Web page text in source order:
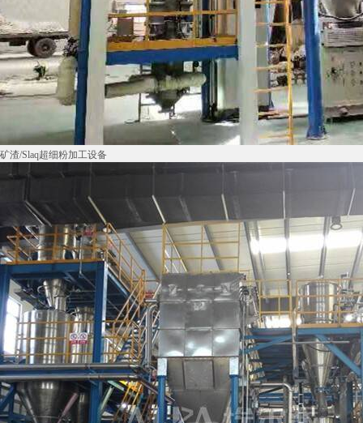
矿渣/Slaq超细粉加工设备